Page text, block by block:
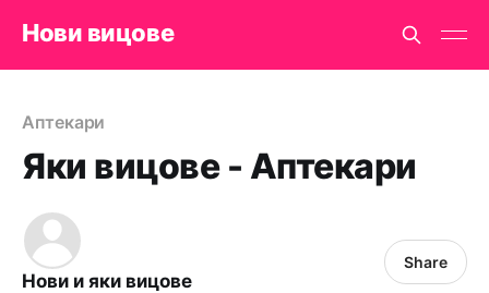
Нови вицове
Аптекари
Яки вицове - Аптекари
Нови и яки вицове
Share